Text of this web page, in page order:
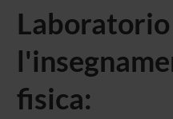
fisica: